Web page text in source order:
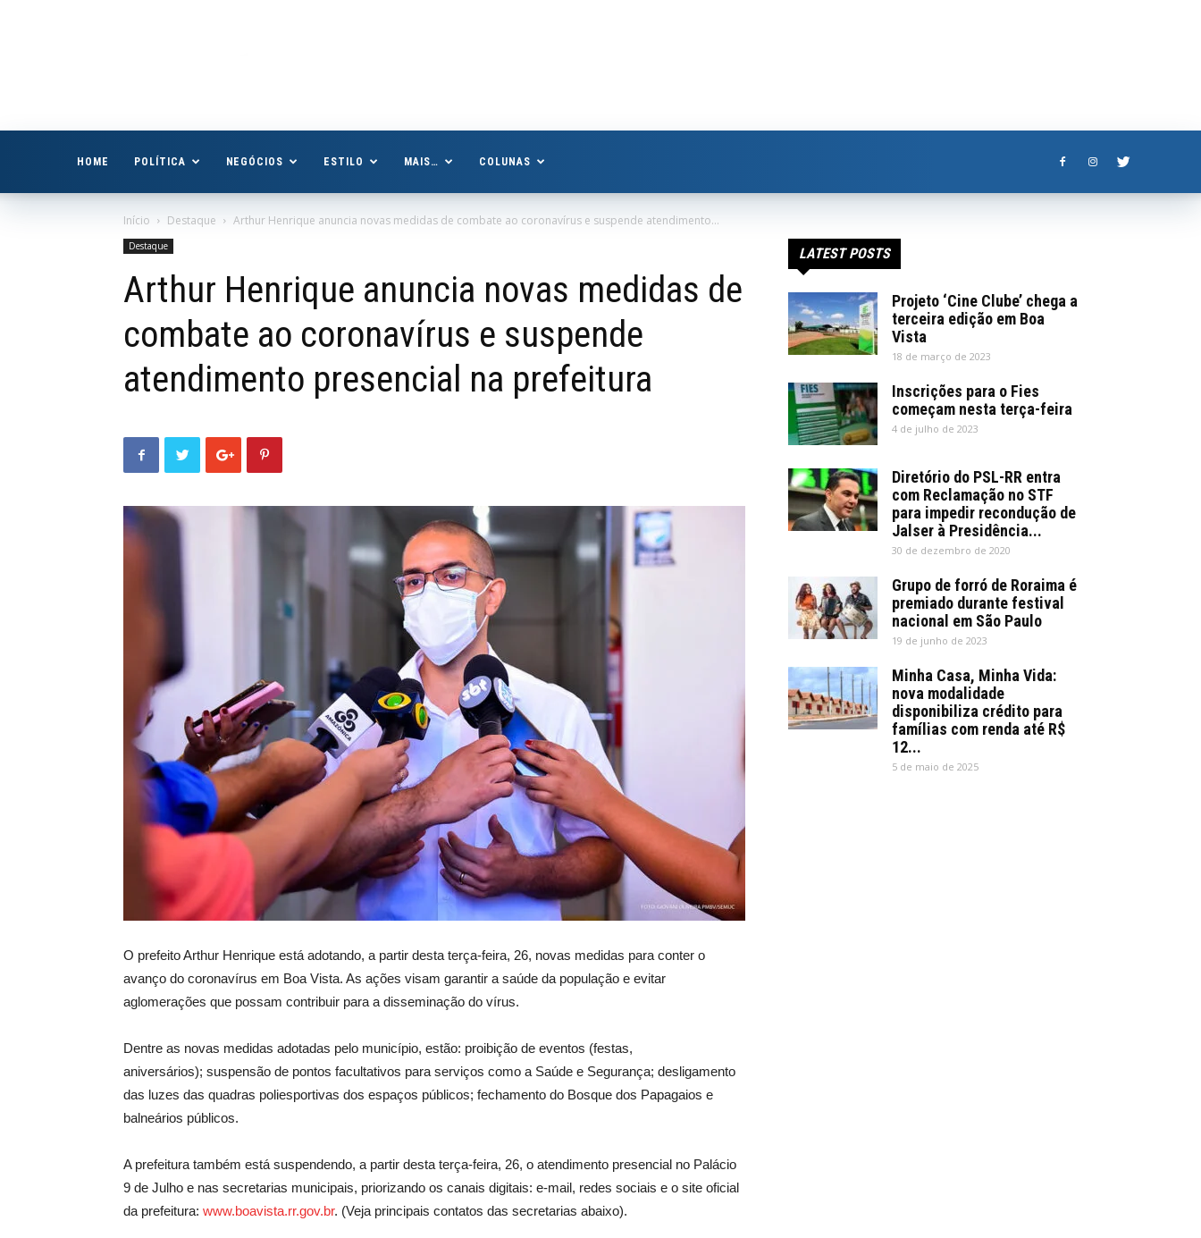
HOME POLÍTICA NEGÓCIOS ESTILO MAIS… COLUNAS
Início Destaque Arthur Henrique anuncia novas medidas de combate ao coronavírus e suspende atendimento...
Destaque
Arthur Henrique anuncia novas medidas de
combate ao coronavírus e suspende
atendimento presencial na prefeitura
O prefeito Arthur Henrique está adotando, a partir desta terça-feira, 26, novas medidas para conter o
avanço do coronavírus em Boa Vista. As ações visam garantir a saúde da população e evitar
aglomerações que possam contribuir para a disseminação do vírus.
Dentre as novas medidas adotadas pelo município, estão: proibição de eventos (festas,
aniversários); suspensão de pontos facultativos para serviços como a Saúde e Segurança; desligamento
das luzes das quadras poliesportivas dos espaços públicos; fechamento do Bosque dos Papagaios e
balneários públicos.
A prefeitura também está suspendendo, a partir desta terça-feira, 26, o atendimento presencial no Palácio
9 de Julho e nas secretarias municipais, priorizando os canais digitais: e-mail, redes sociais e o site oficial
da prefeitura: www.boavista.rr.gov.br. (Veja principais contatos das secretarias abaixo).
LATEST POSTS
Projeto ‘Cine Clube’ chega a
terceira edição em Boa
Vista
18 de março de 2023
Inscrições para o Fies
começam nesta terça-feira
4 de julho de 2023
Diretório do PSL-RR entra
com Reclamação no STF
para impedir recondução de
Jalser à Presidência...
30 de dezembro de 2020
Grupo de forró de Roraima é
premiado durante festival
nacional em São Paulo
19 de junho de 2023
Minha Casa, Minha Vida:
nova modalidade
disponibiliza crédito para
famílias com renda até R$
12...
5 de maio de 2025